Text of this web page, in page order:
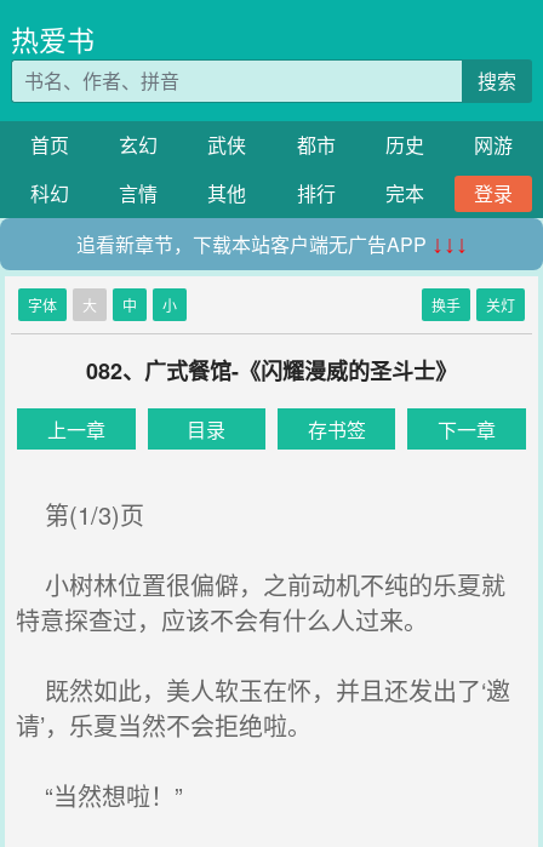
热爱书
搜索
首页 玄幻 武侠 都市 历史
网游
科幻
言情 其他 排行 完本
登录
追看新章节，下载本站客户端无广告APP ↓↓↓
字体 大 中 小 换手 关灯
082、广式餐馆-《闪耀漫威的圣斗士》
上一章 目录 存书签 下一章
第(1/3)页
小树林位置很偏僻，之前动机不纯的乐夏就
特意探查过，应该不会有什么人过来。
既然如此，美人软玉在怀，并且还发出了‘邀
请’，乐夏当然不会拒绝啦。
“当然想啦！”